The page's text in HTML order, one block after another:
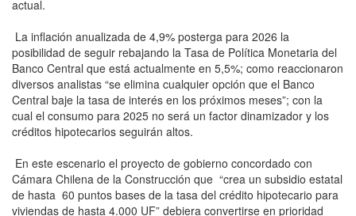
actual.
La inflación anualizada de 4,9% posterga para 2026 la
posibilidad de seguir rebajando la Tasa de Política Monetaria del
Banco Central que está actualmente en 5,5%; como reaccionaron
diversos analistas “se elimina cualquier opción que el Banco
Central baje la tasa de interés en los próximos meses”; con la
cual el consumo para 2025 no será un factor dinamizador y los
créditos hipotecarios seguirán altos.
En este escenario el proyecto de gobierno concordado con
Cámara Chilena de la Construcción que “crea un subsidio estatal
de hasta 60 puntos bases de la tasa del crédito hipotecario para
viviendas de hasta 4.000 UF” debiera convertirse en prioridad